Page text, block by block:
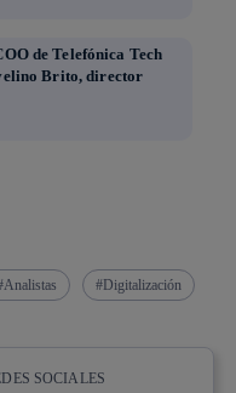
de Telefónica Tech
Brito, director
Analistas Digitalización
SOCIALES